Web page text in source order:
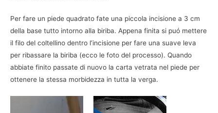
Per fare un piede quadrato fate una piccola incisione a 3 cm
della base tutto intorno alla biriba. Appena finita si puó mettere
il filo del coltellino dentro l’incisione per fare una suave leva
per ribassare la biriba (ecco le foto del processo). Quando
abbiate finito passate di nuovo la carta vetrata nel piede per
ottenere la stessa morbidezza in tutta la verga.